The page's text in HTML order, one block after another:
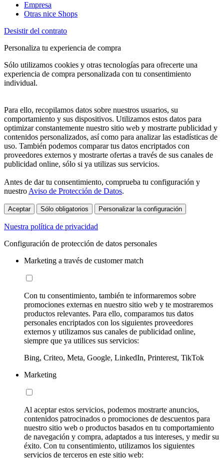
Empresa
Otras nice Shops
Desistir del contrato
Personaliza tu experiencia de compra
Sólo utilizamos cookies y otras tecnologías para ofrecerte una
experiencia de compra personalizada con tu consentimiento
individual.
Para ello, recopilamos datos sobre nuestros usuarios, su
comportamiento y sus dispositivos. Utilizamos estos datos para
optimizar constantemente nuestro sitio web y mostrarte publicidad y
contenidos personalizados, así como para analizar las estadísticas de
uso. También podemos comparar tus datos encriptados con
proveedores externos y mostrarte ofertas a través de sus canales de
publicidad online, sólo si ya utilizas sus servicios.
Antes de dar tu consentimiento, comprueba tu configuración y
nuestro Aviso de Protección de Datos.
Aceptar Sólo obligatorios Personalizar la configuración
Nuestra política de privacidad
Configuración de protección de datos personales
Marketing a través de customer match
Con tu consentimiento, también te informaremos sobre
promociones externas en nuestro sitio web y te mostraremos
productos relevantes. Para ello, comparamos tus datos
personales encriptados con los siguientes proveedores
externos y utilizamos sus canales de publicidad online,
siempre que ya utilices sus servicios:
Bing, Criteo, Meta, Google, LinkedIn, Printerest, TikTok
Marketing
Al aceptar estos servicios, podemos mostrarte anuncios,
contenidos patrocinados o promociones de descuentos para
nuestro sitio web o productos basados en tu comportamiento
de navegación y compra, adaptados a tus intereses, y medir su
éxito. Con tu consentimiento, utilizamos los siguientes
servicios de terceros en este sitio web: